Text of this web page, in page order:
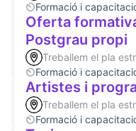
Formació i
Oferta
Postgrau propi
Treballem el pla
Formació i
Artistes i
Treballem el pla
Formació i